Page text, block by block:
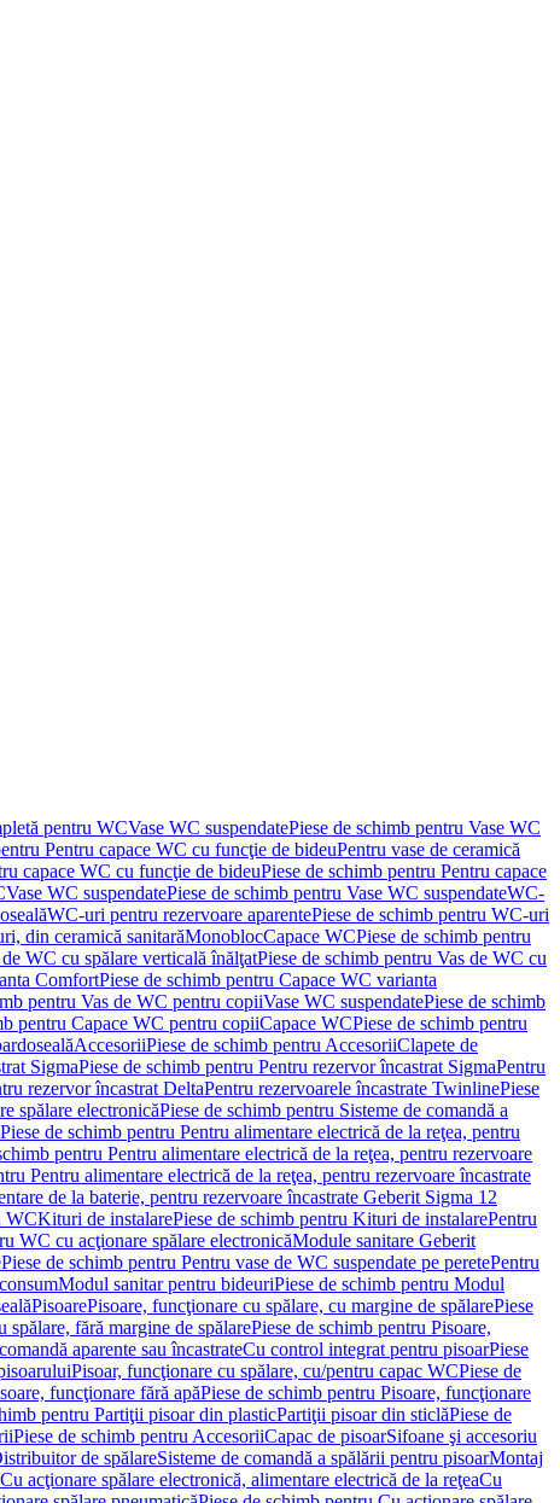
pentru WCVase WC suspendatePiese de schimb pentru Vase WC
Pentru capace WC cu funcţie de bideuPentru vase de ceramică
capace WC cu funcţie de bideuPiese de schimb pentru Pentru capace
Vase WC suspendatePiese de schimb pentru Vase WC suspendateWC-
WC-uri pentru rezervoare aparentePiese de schimb pentru WC-uri
din ceramică sanitarăMonoblocCapace WCPiese de schimb pentru
de WC cu spălare verticală înălţatPiese de schimb pentru Vas de WC cu
ComfortPiese de schimb pentru Capace WC varianta
pentru Vas de WC pentru copiiVase WC suspendatePiese de schimb
pentru Capace WC pentru copiiCapace WCPiese de schimb pentru
AccesoriiPiese de schimb pentru AccesoriiClapete de
SigmaPiese de schimb pentru Pentru rezervor încastrat SigmaPentru
rezervor încastrat DeltaPentru rezervoarele încastrate TwinlinePiese
spălare electronicăPiese de schimb pentru Sisteme de comandă a
Piese de schimb pentru Pentru alimentare electrică de la reţea, pentru
pentru Pentru alimentare electrică de la reţea, pentru rezervoare
Pentru alimentare electrică de la reţea, pentru rezervoare încastrate
de la baterie, pentru rezervoare încastrate Geberit Sigma 12
WCKituri de instalarePiese de schimb pentru Kituri de instalarePentru
WC cu acţionare spălare electronicăModule sanitare Geberit
Piese de schimb pentru Pentru vase de WC suspendate pe peretePentru
Modul sanitar pentru bideuriPiese de schimb pentru Modul
PisoarePisoare, funcţionare cu spălare, cu margine de spălarePiese
spălare, fără margine de spălarePiese de schimb pentru Pisoare,
aparente sau încastrateCu control integrat pentru pisoarPiese
Pisoar, funcţionare cu spălare, cu/pentru capac WCPiese de
funcţionare fără apăPiese de schimb pentru Pisoare, funcţionare
pentru Partiţii pisoar din plasticPartiţii pisoar din sticlăPiese de
Piese de schimb pentru AccesoriiCapac de pisoarSifoane şi accesoriu
de spălareSisteme de comandă a spălării pentru pisoarMontaj
acţionare spălare electronică, alimentare electrică de la reţeaCu